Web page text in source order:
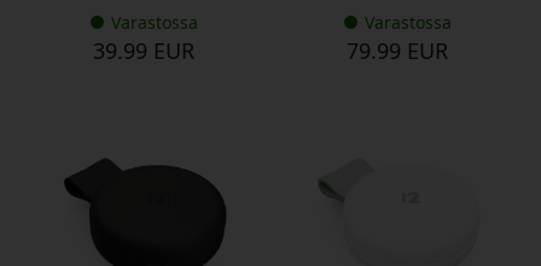
Varastossa
39.99 EUR
Varastossa
79.99 EUR